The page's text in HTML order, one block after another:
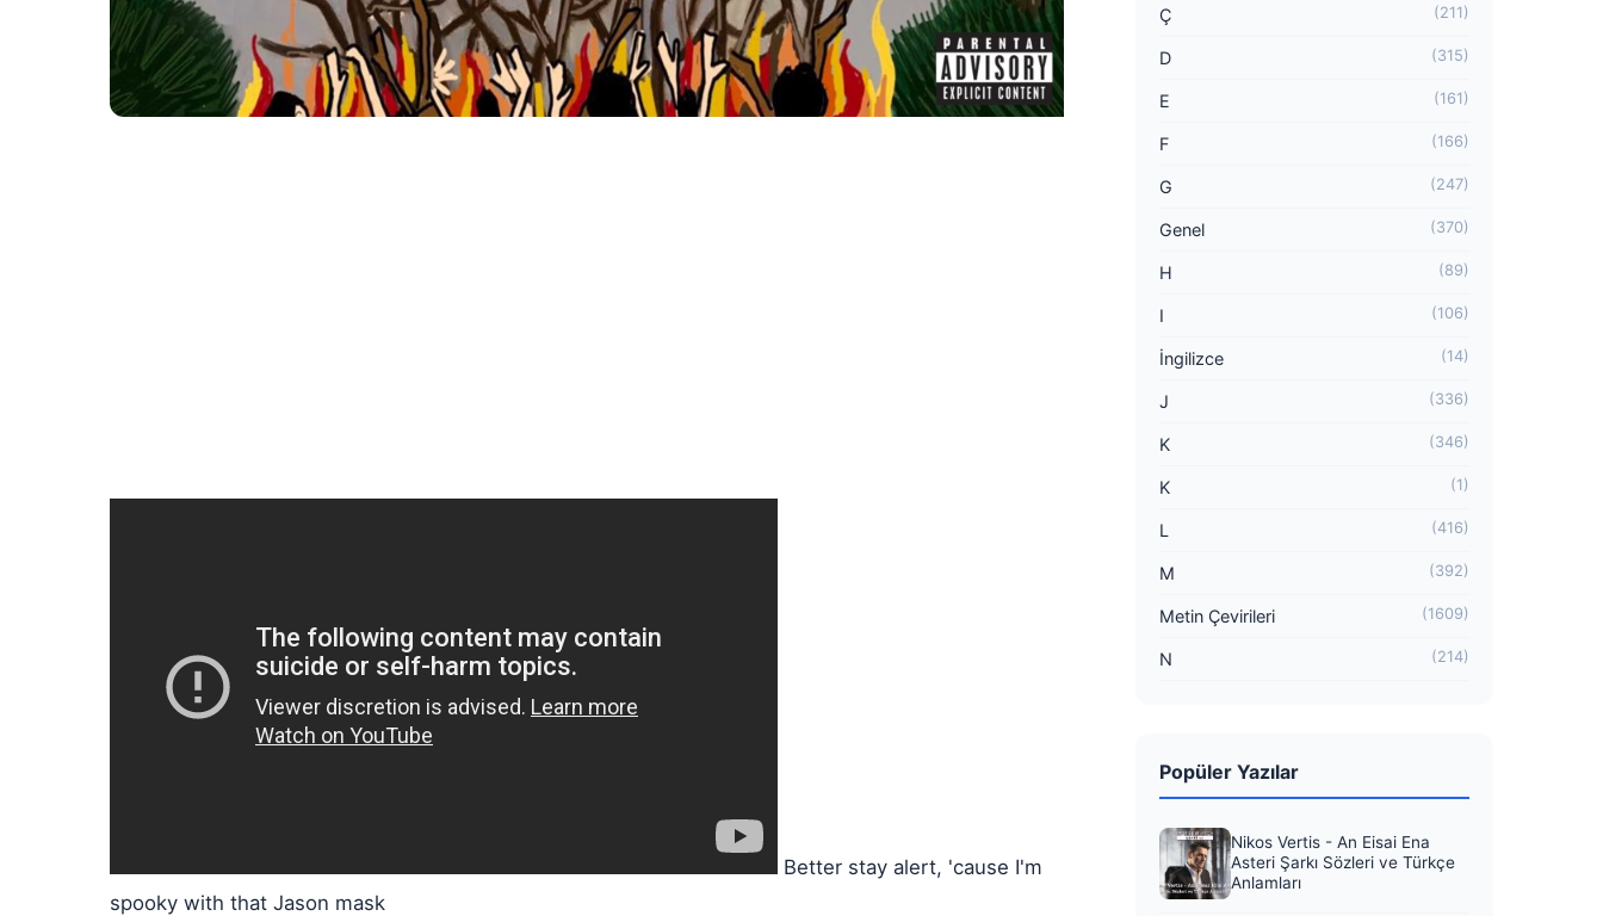
Better stay alert, 'cause I'm
spooky with that Jason mask
Ç (211)
D (315)
E (161)
F (166)
G (247)
Genel (370)
H (89)
I (106)
İngilizce (14)
J (336)
K (346)
K (1)
L (416)
M (392)
Metin Çevirileri (1609)
N (214)
Popüler Yazılar
Nikos Vertis - An Eisai Ena
Asteri Şarkı Sözleri ve Türkçe
Anlamları